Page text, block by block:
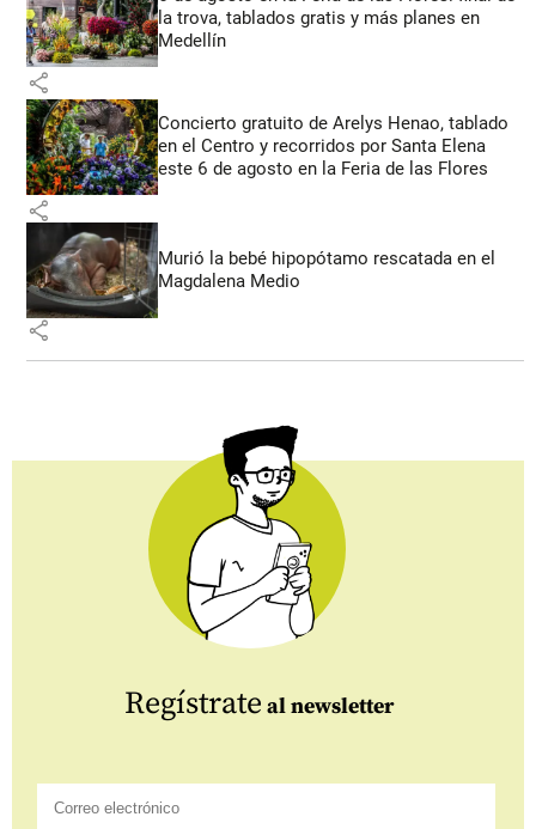
la trova, tablados gratis y más planes en
Medellín
share
Concierto gratuito de Arelys Henao, tablado
en el Centro y recorridos por Santa Elena
este 6 de agosto en la Feria de las Flores
share
Murió la bebé hipopótamo rescatada en el
Magdalena Medio
share
Regístrate al newsletter